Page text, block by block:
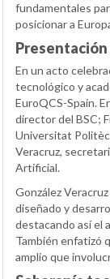
fundamentales
posicionar a
En un acto
tecnológico y
EuroQCS-Spain.
director del BSC;
Universitat
Veracruz,
Artificial.
González
diseñado y
destacando así el
También enfatizó
amplio que